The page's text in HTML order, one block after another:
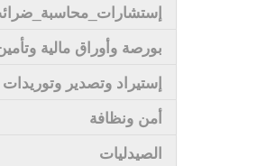
بورصة وأوراق مالية
إستيراد وتصدير وتوريدات
أمن ونظافة
الصيدليات